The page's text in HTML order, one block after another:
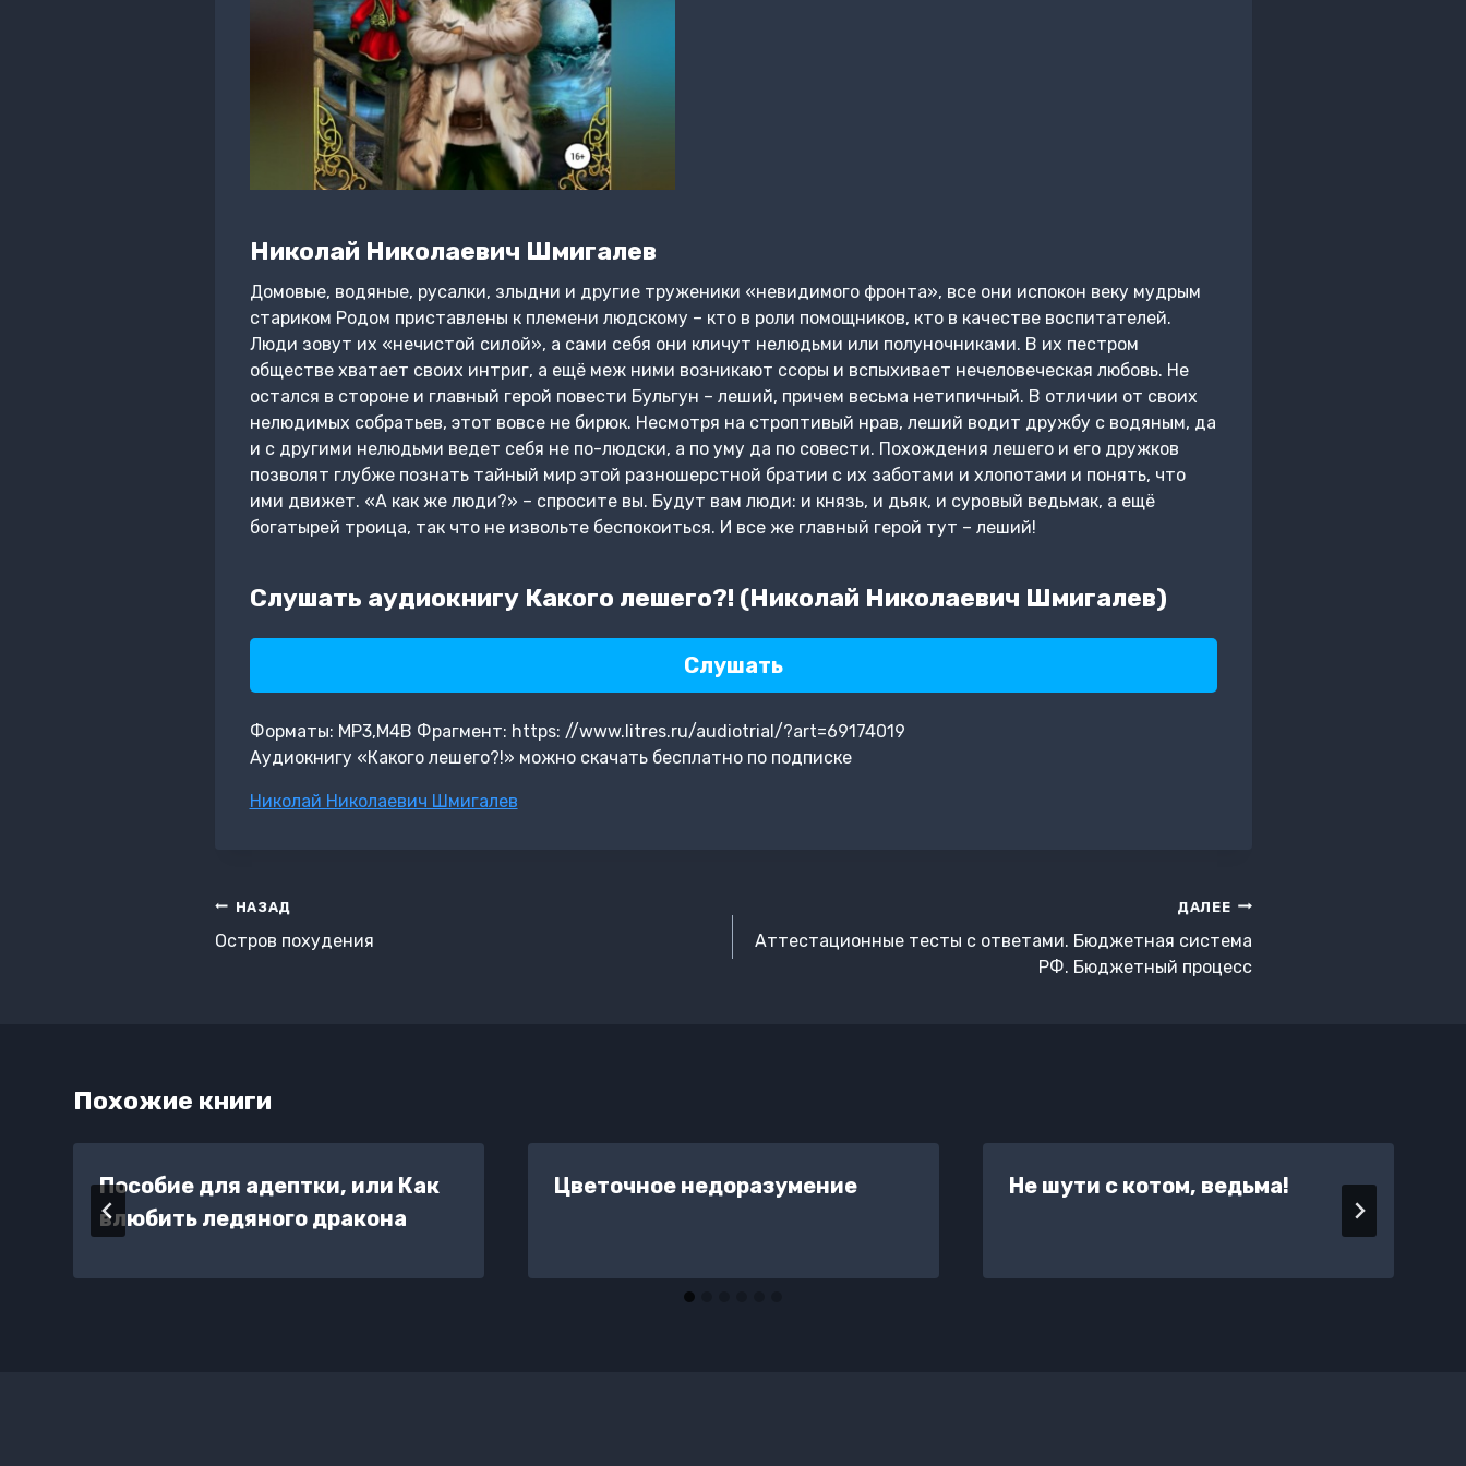
Николай Николаевич Шмигалев
Домовые, водяные, русалки, злыдни и другие труженики «невидимого фронта», все они испокон веку мудрым
стариком Родом приставлены к племени людскому – кто в роли помощников, кто в качестве воспитателей.
Люди зовут их «нечистой силой», а сами себя они кличут нелюдьми или полуночниками. В их пестром
обществе хватает своих интриг, а ещё меж ними возникают ссоры и вспыхивает нечеловеческая любовь. Не
остался в стороне и главный герой повести Бульгун – леший, причем весьма нетипичный. В отличии от своих
нелюдимых собратьев, этот вовсе не бирюк. Несмотря на строптивый нрав, леший водит дружбу с водяным, да
и с другими нелюдьми ведет себя не по-людски, а по уму да по совести. Похождения лешего и его дружков
позволят глубже познать тайный мир этой разношерстной братии с их заботами и хлопотами и понять, что
ими движет. «А как же люди?» – спросите вы. Будут вам люди: и князь, и дьяк, и суровый ведьмак, а ещё
богатырей троица, так что не извольте беспокоиться. И все же главный герой тут – леший!
Слушать аудиокнигу Какого лешего?! (Николай Николаевич Шмигалев)
Слушать
Форматы: MP3,M4B Фрагмент: https: //www.litres.ru/audiotrial/?art=69174019
Аудиокнигу «Какого лешего?!» можно скачать бесплатно по подписке
Метки
Николай Николаевич Шмигалев
Навигация
по
НАЗАД
Остров похудения
ДАЛЕЕ
Аттестационные тесты с ответами. Бюджетная система
РФ. Бюджетный процесс
Похожие книги
Пособие для адептки, или Как
влюбить ледяного дракона
Цветочное недоразумение Не шути с котом, ведьма!